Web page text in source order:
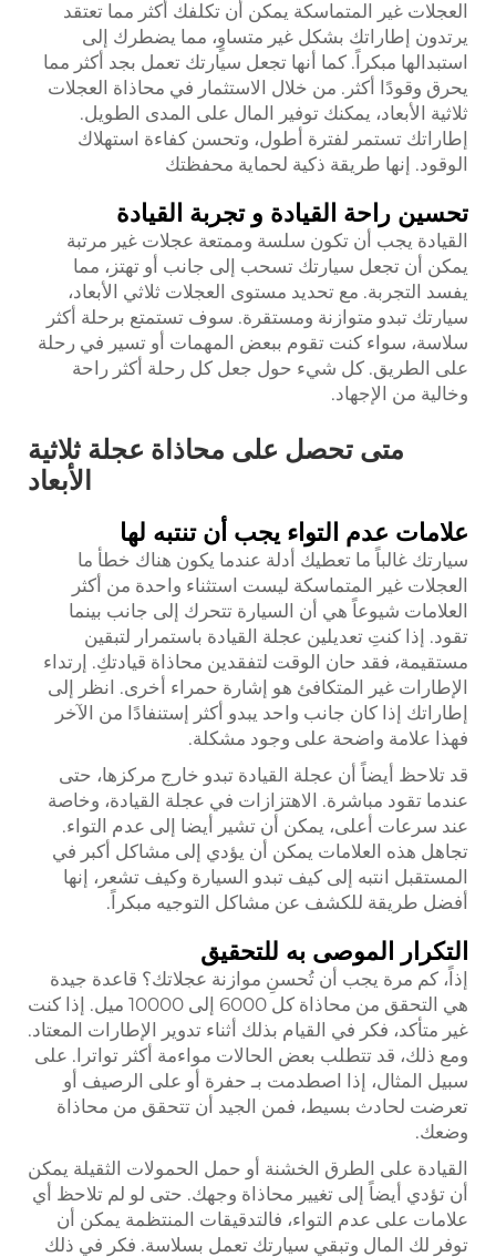
العجلات غير المتماسكة يمكن أن تكلفك أكثر مما تعتقد
يرتدون إطاراتك بشكل غير متساوٍ، مما يضطرك إلى
استبدالها مبكراً. كما أنها تجعل سيارتك تعمل بجد أكثر مما
يحرق وقودًا أكثر. من خلال الاستثمار في محاذاة العجلات
ثلاثية الأبعاد، يمكنك توفير المال على المدى الطويل.
إطاراتك تستمر لفترة أطول، وتحسن كفاءة استهلاك
الوقود. إنها طريقة ذكية لحماية محفظتك
تحسين راحة القيادة و تجربة القيادة
القيادة يجب أن تكون سلسة وممتعة عجلات غير مرتبة
يمكن أن تجعل سيارتك تسحب إلى جانب أو تهتز، مما
يفسد التجربة. مع تحديد مستوى العجلات ثلاثي الأبعاد،
سيارتك تبدو متوازنة ومستقرة. سوف تستمتع برحلة أكثر
سلاسة، سواء كنت تقوم ببعض المهمات أو تسير في رحلة
على الطريق. كل شيء حول جعل كل رحلة أكثر راحة
وخالية من الإجهاد.
متى تحصل على محاذاة عجلة ثلاثية
الأبعاد
علامات عدم التواء يجب أن تنتبه لها
سيارتك غالباً ما تعطيك أدلة عندما يكون هناك خطأ ما
العجلات غير المتماسكة ليست استثناء واحدة من أكثر
العلامات شيوعاً هي أن السيارة تتحرك إلى جانب بينما
تقود. إذا كنتِ تعديلين عجلة القيادة باستمرار لتبقين
مستقيمة، فقد حان الوقت لتفقدين محاذاة قيادتكِ. إرتداء
الإطارات غير المتكافئ هو إشارة حمراء أخرى. انظر إلى
إطاراتك إذا كان جانب واحد يبدو أكثر إستنفادًا من الآخر
فهذا علامة واضحة على وجود مشكلة.
قد تلاحظ أيضاً أن عجلة القيادة تبدو خارج مركزها، حتى
عندما تقود مباشرة. الاهتزازات في عجلة القيادة، وخاصة
عند سرعات أعلى، يمكن أن تشير أيضا إلى عدم التواء.
تجاهل هذه العلامات يمكن أن يؤدي إلى مشاكل أكبر في
المستقبل انتبه إلى كيف تبدو السيارة وكيف تشعر، إنها
أفضل طريقة للكشف عن مشاكل التوجيه مبكراً.
التكرار الموصى به للتحقيق
إذاً، كم مرة يجب أن تُحسنِ موازنة عجلاتك؟ قاعدة جيدة
هي التحقق من محاذاة كل 6000 إلى 10000 ميل. إذا كنت
غير متأكد، فكر في القيام بذلك أثناء تدوير الإطارات المعتاد.
ومع ذلك، قد تتطلب بعض الحالات مواءمة أكثر تواترا. على
سبيل المثال، إذا اصطدمت بـ حفرة أو على الرصيف أو
تعرضت لحادث بسيط، فمن الجيد أن تتحقق من محاذاة
وضعك.
القيادة على الطرق الخشنة أو حمل الحمولات الثقيلة يمكن
أن تؤدي أيضاً إلى تغيير محاذاة وجهك. حتى لو لم تلاحظ أي
علامات على عدم التواء، فالتدقيقات المنتظمة يمكن أن
توفر لك المال وتبقي سيارتك تعمل بسلاسة. فكر في ذلك